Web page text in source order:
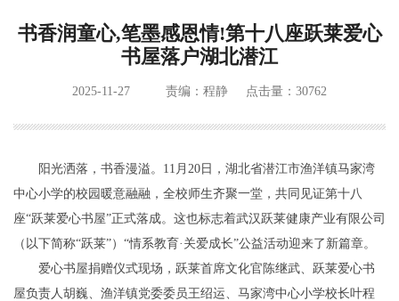
书香润童心,笔墨感恩情!第十八座跃莱爱心
书屋落户湖北潜江
2025-11-27 责编：程静 点击量：30762
阳光洒落，书香漫溢。11月20日，湖北省潜江市渔洋镇马家湾
中心小学的校园暖意融融，全校师生齐聚一堂，共同见证第十八
座“跃莱爱心书屋”正式落成。这也标志着武汉跃莱健康产业有限公司
（以下简称“跃莱”）“情系教育·关爱成长”公益活动迎来了新篇章。
爱心书屋捐赠仪式现场，跃莱首席文化官陈继武、跃莱爱心书
屋负责人胡巍、渔洋镇党委委员王绍运、马家湾中心小学校长叶程